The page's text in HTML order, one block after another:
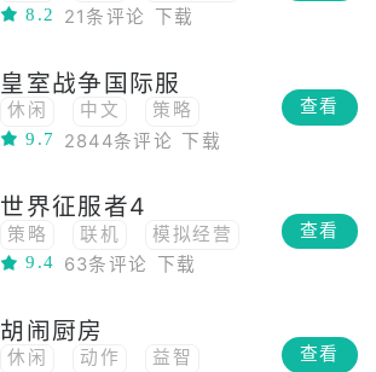
模拟
即时战略
沙盒
多人
养成
开放世界
MMO
ARPG
8.2 21条评论 下载
皇室战争国际服
休闲 中文
策略
塔防
联机
模拟经营
即时战略
建造
卡牌
射击 竞技
9.7 2844条评论 下载
查看
世界征服者4
策略 联机
模拟经营
即时战略
历史
9.4 63条评论 下载
查看
胡闹厨房
休闲 动作
益智
查看